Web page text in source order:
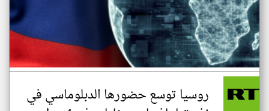
روسيا توسع حضورها الدبلوماسي في